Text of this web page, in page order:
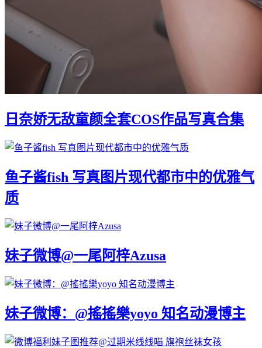
日奈娇无敌童颜全套COS作品写真合集
鱼子酱fish 写真图片现代都市中的优雅气
质
妹子微博@一尾阿梓Azusa
妹子微博：@搖搖樂yoyo 知名动漫博主